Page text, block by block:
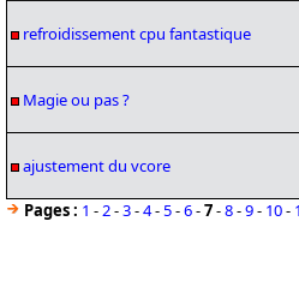
refroidissement cpu fantastique
Magie ou pas ?
ajustement du vcore
Pages : 1 -2-3-4-5-6-7-8-9- 10-